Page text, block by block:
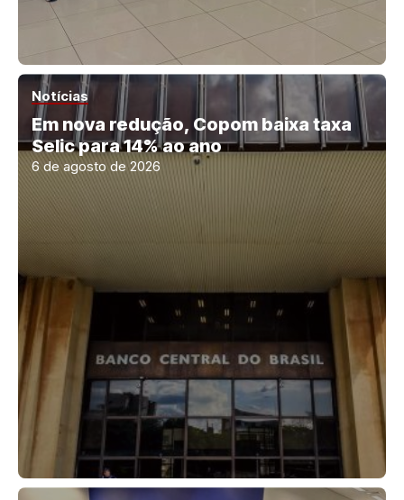
Notícias
Em nova redução, Copom baixa taxa
Selic para 14% ao ano
6 de agosto de 2026